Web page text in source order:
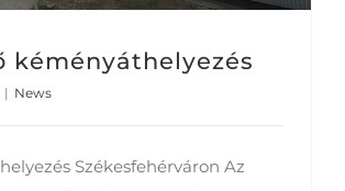
kéményáthelyezés
| News
Székesfehérváron Az